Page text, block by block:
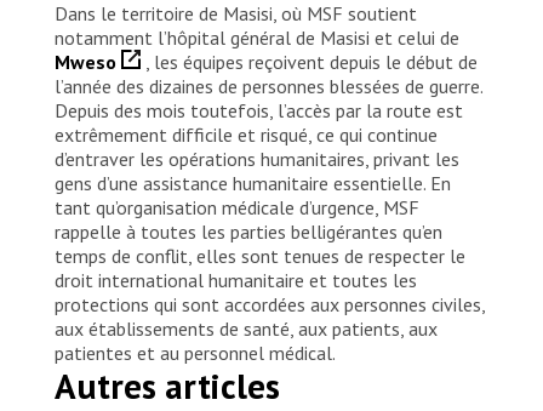
Dans le territoire de Masisi, où MSF soutient
notamment l’hôpital général de Masisi et celui de
Mweso
, les équipes reçoivent depuis le début de
l’année des dizaines de personnes blessées de guerre.
Depuis des mois toutefois, l’accès par la route est
extrêmement difficile et risqué, ce qui continue
d’entraver les opérations humanitaires, privant les
gens d’une assistance humanitaire essentielle. En
tant qu’organisation médicale d’urgence, MSF
rappelle à toutes les parties belligérantes qu’en
temps de conflit, elles sont tenues de respecter le
droit international humanitaire et toutes les
protections qui sont accordées aux personnes civiles,
aux établissements de santé, aux patients, aux
patientes et au personnel médical.
Autres articles